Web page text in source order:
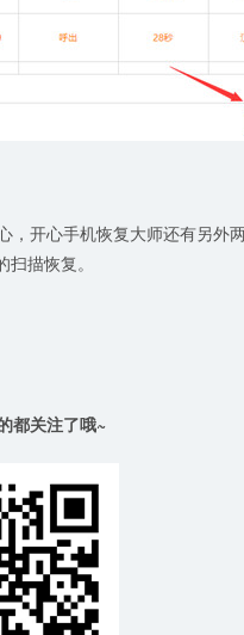
开心手机恢复大师还有另外
描恢复。
都关注了哦~